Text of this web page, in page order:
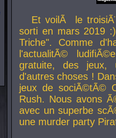
Et voilÃ le
sorti en mars 2019
Triche". Comme
l'actualitÃ©
gratuite, des jeux,
d'autres choses !
jeux de sociÃ©tÃ©
Rush. Nous avons
avec un superbe
une murder party